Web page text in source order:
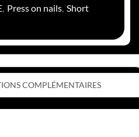
, Press on nails, Short
COMPLÉMENTAIRES